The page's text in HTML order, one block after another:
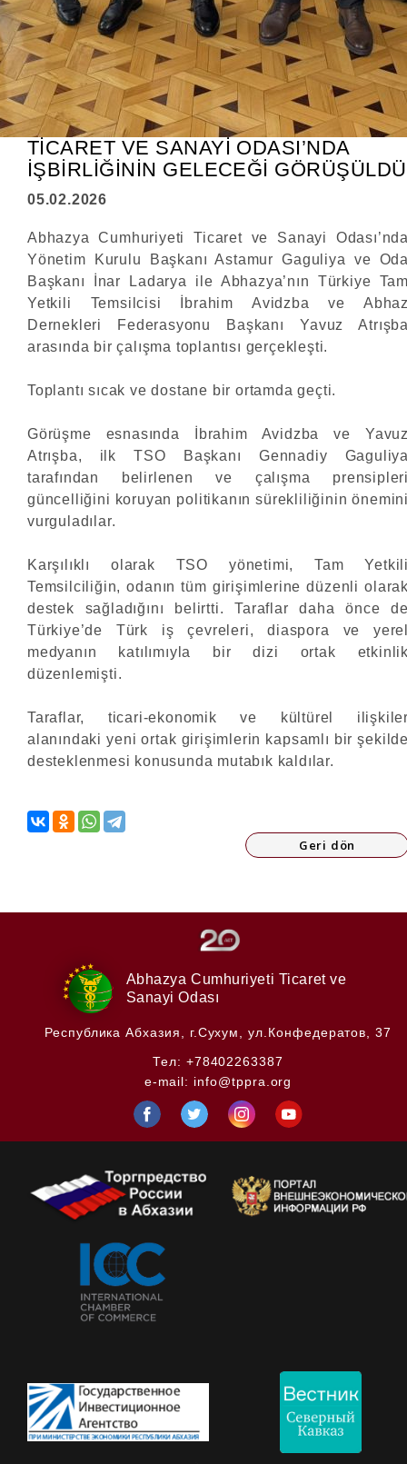
TİCARET VE SANAYİ ODASI’NDA
İŞBİRLİĞİNİN GELECEĞİ GÖRÜŞÜLDÜ
05.02.2026
Abhazya Cumhuriyeti Ticaret ve Sanayi
Yönetim Kurulu Başkanı Astamur Gaguliya ve
Başkanı İnar Ladarya ile Abhazya’nın Türkiye
Yetkili Temsilcisi İbrahim Avidzba ve
Dernekleri Federasyonu Başkanı Yavuz
arasında bir çalışma toplantısı gerçekleşti.
Toplantı sıcak ve dostane bir ortamda geçti.
Görüşme esnasında İbrahim Avidzba ve
Atrışba, ilk TSO Başkanı Gennadiy
tarafından belirlenen ve çalışma
güncelliğini koruyan politikanın sürekliliğinin
vurguladılar.
Karşılıklı olarak TSO yönetimi, Tam
Temsilciliğin, odanın tüm girişimlerine düzenli
destek sağladığını belirtti. Taraflar daha önce
Türkiye’de Türk iş çevreleri, diaspora ve
medyanın katılımıyla bir dizi ortak
düzenlemişti.
Taraflar, ticari-ekonomik ve kültürel
alanındaki yeni ortak girişimlerin kapsamlı bir
desteklenmesi konusunda mutabık kaldılar.
Geri dön
Abhazya Cumhuriyeti Ticaret ve
Sanayi Odası
Республика Абхазия,
г.Сухум, ул.Конфедератов, 37
Тел: +78402263387
e-mail: info@tppra.org